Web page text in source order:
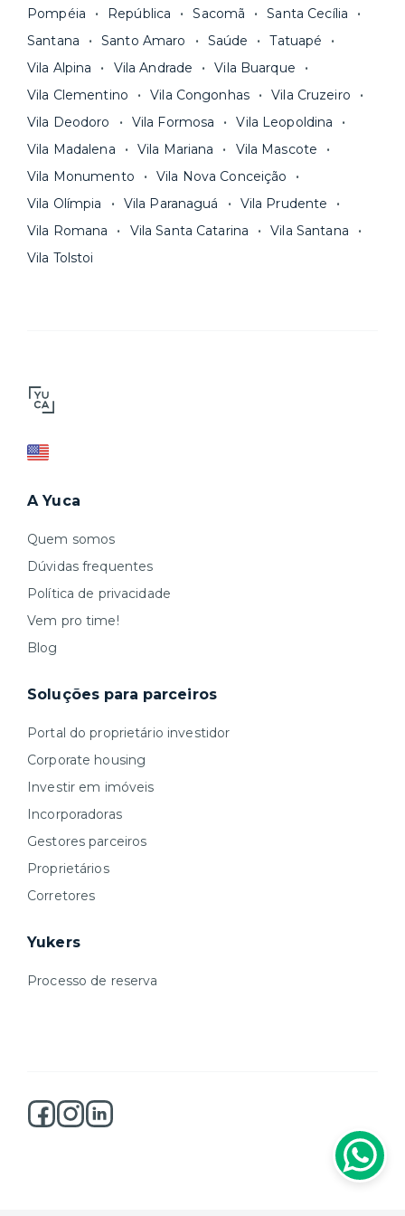
Pompéia
República Sacomã
Santa Cecília
Santana
Santo Amaro Saúde
Tatuapé
Vila Alpina
Vila Andrade
Vila Buarque
Vila Clementino
Vila Congonhas
Vila Cruzeiro
Vila Deodoro
Vila Formosa
Vila Leopoldina
Vila Madalena
Vila Mariana
Vila Mascote
Vila Monumento
Vila Nova Conceição
Vila Olímpia
Vila Paranaguá
Vila Prudente
Vila Romana
Vila Santa Catarina
Vila Santana
Vila Tolstoi
A Yuca
Quem somos
Dúvidas frequentes
Política de privacidade
Vem pro time!
Blog
Soluções para parceiros
Portal do proprietário investidor
Corporate housing
Investir em imóveis
Incorporadoras
Gestores parceiros
Proprietários
Corretores
Yukers
Processo de reserva